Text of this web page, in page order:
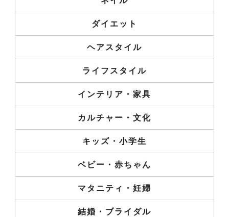
ダイエット
ヘアスタイル
ライフスタイル
インテリア・家具
カルチャー・文化
キッズ・小学生
ベビー・赤ちゃん
マタニティ・妊婦
結婚・ブライダル